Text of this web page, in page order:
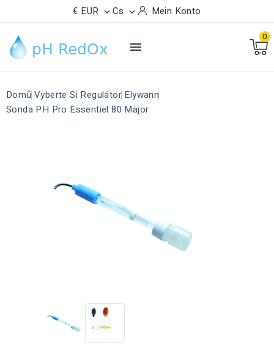
€ EUR  Cs  Mein Konto

0
Domů Vyberte Si Regulátor Elywann
Sonda PH Pro Essentiel 80 Major